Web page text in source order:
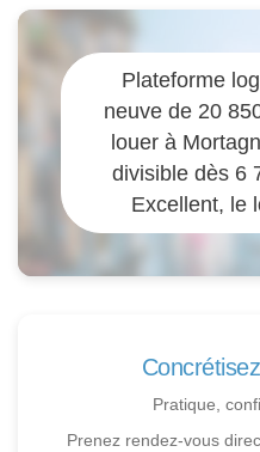
Plateforme
neuve de 20
louer à
divisible dès 6
Excellent, le
Pratique,
Prenez rendez-vous